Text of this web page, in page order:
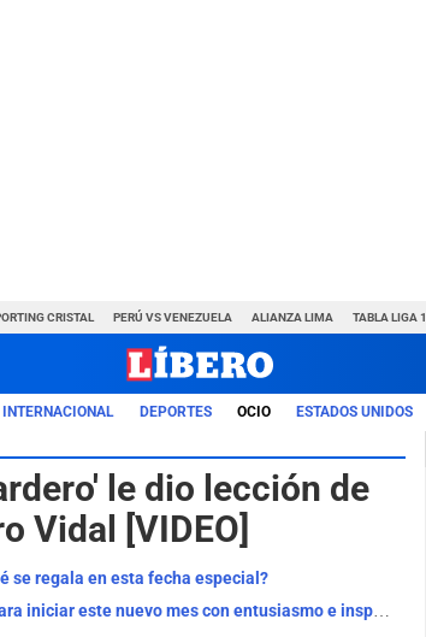
CRISTAL PERÚ VS VENEZUELA ALIANZA LIMA TABLA LIGA 1
INTERNACIONAL DEPORTES OCIO ESTADOS UNIDOS
le dio lección de
Vidal [VIDEO]
se regala en esta fecha especial?
¡Bienvenido, agosto 2026! Las mejores frases para iniciar este nuevo mes con entusiasmo e inspiración